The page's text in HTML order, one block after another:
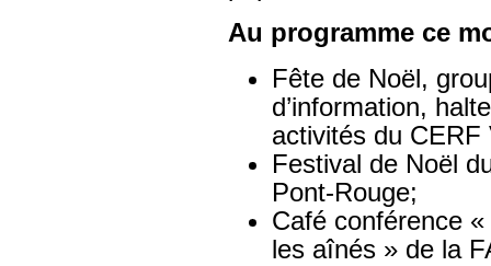
Au programme ce
Fête de Noël,
d’information,
activités du
Festival de Noël
Pont-Rouge;
Café conférence
les aînés » de la